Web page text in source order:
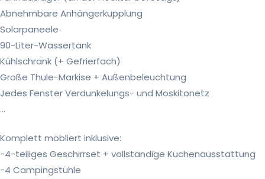
Abnehmbare Anhängerkupplung
Solarpaneele
90-Liter-Wassertank
Kühlschrank (+ Gefrierfach)
Große Thule-Markise + Außenbeleuchtung
Jedes Fenster Verdunkelungs- und Moskitonetz
…
Komplett möbliert inklusive:
-4-teiliges Geschirrset + vollständige Küchenausstattung
-4 Campingstühle